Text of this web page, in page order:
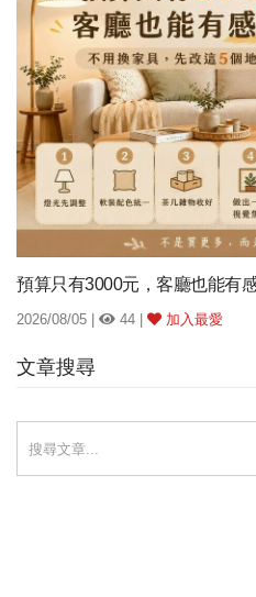
文章搜尋
預算只有3000元，客廳也能有
2026/08/05 | 44 | 加入最愛